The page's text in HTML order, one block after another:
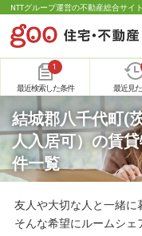
NTTグループ運営の不動産総合サイ
1
最近検索した条件 最近見
結城郡八千代町(
人入居可）の賃
件一覧
友人や大切な人と一緒に
そんな希望にルームシェ